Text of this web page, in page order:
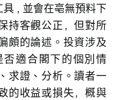
, 並會在亳無預料下
持客觀公正，但對所
頗的論述。投資涉及
適合閣下的個別情
求證、分析。讀者一
的收益或損失，概與